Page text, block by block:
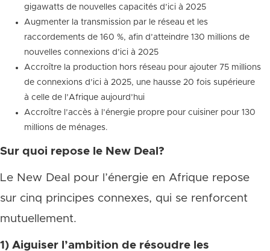
gigawatts de nouvelles capacités d’ici à 2025
Augmenter la transmission par le réseau et les
raccordements de 160 %, afin d’atteindre 130 millions de
nouvelles connexions d’ici à 2025
Accroître la production hors réseau pour ajouter 75 millions
de connexions d’ici à 2025, une hausse 20 fois supérieure
à celle de l’Afrique aujourd’hui
Accroître l’accès à l’énergie propre pour cuisiner pour 130
millions de ménages.
Sur quoi repose le New Deal?
Le New Deal pour l’énergie en Afrique repose
sur cinq principes connexes, qui se renforcent
mutuellement.
1) Aiguiser l’ambition de résoudre les